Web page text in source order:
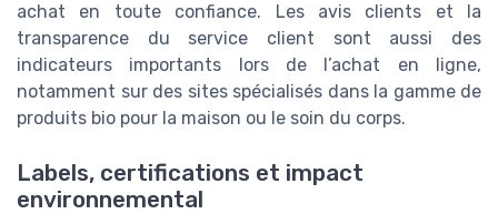
achat en toute confiance. Les avis clients et la
transparence du service client sont aussi des
indicateurs importants lors de l’achat en ligne,
notamment sur des sites spécialisés dans la gamme de
produits bio pour la maison ou le soin du corps.
Labels, certifications et impact
environnemental